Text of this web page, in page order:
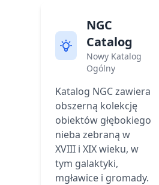
NGC
Catalog
Nowy Katalog
Ogólny
Katalog NGC zawiera
obszerną kolekcję
obiektów głębokiego
nieba zebraną w
XVIII i XIX wieku, w
tym galaktyki,
mgławice i gromady.